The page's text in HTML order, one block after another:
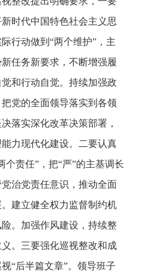
时代中国特色社会主义思
行动做到“两个维护”，主
任务新要求，不断增强履
和行动自觉。持续加强政
党的全面领导落实到各领
落实深化改革决策部署，
力现代化建设。二要认真
个责任”，把“严”的主基调长
治党责任意识，推动全面
建立健全权力监督制约机
。加强作风建设，持续整
。三要强化巡视整改和成
“后半篇文章”。领导班子